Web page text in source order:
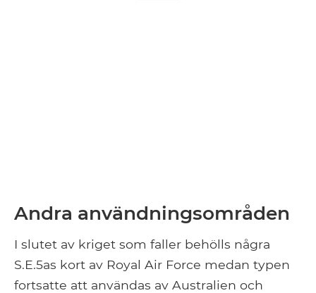
Andra användningsområden
I slutet av kriget som faller behölls några
S.E.5as kort av Royal Air Force medan typen
fortsatte att användas av Australien och